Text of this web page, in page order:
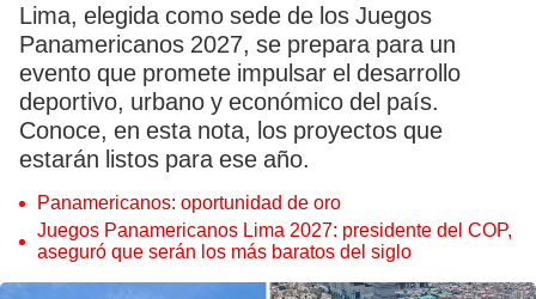
Lima, elegida como sede de los Juegos
Panamericanos 2027, se prepara para un
evento que promete impulsar el desarrollo
deportivo, urbano y económico del país.
Conoce, en esta nota, los proyectos que
estarán listos para ese año.
Panamericanos: oportunidad de oro
Juegos Panamericanos Lima 2027: presidente del COP,
aseguró que serán los más baratos del siglo